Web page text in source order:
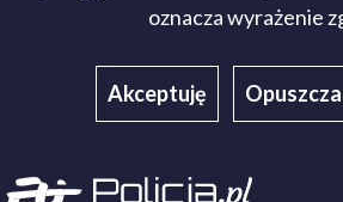
oznacza wyrażenie
Akceptuję